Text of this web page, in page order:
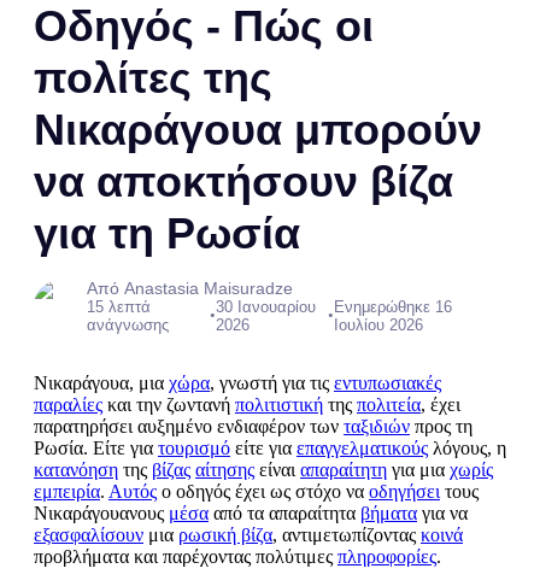
Οδηγός - Πώς οι
πολίτες της
Νικαράγουα μπορούν
να αποκτήσουν βίζα
για τη Ρωσία
Από Anastasia Maisuradze
15 λεπτά
ανάγνωσης
•30 Ιανουαρίου
2026
• Ενημερώθηκε 16
Ιουλίου 2026
Νικαράγουα, μια χώρα, γνωστή για τις εντυπωσιακές
παραλίες και την ζωντανή πολιτιστική της πολιτεία, έχει
παρατηρήσει αυξημένο ενδιαφέρον των ταξιδιών προς τη
Ρωσία. Είτε για τουρισμό είτε για επαγγελματικούς λόγους, η
κατανόηση της βίζας αίτησης είναι απαραίτητη για μια χωρίς
εμπειρία. Αυτός ο οδηγός έχει ως στόχο να οδηγήσει τους
Νικαράγουανους μέσα από τα απαραίτητα βήματα για να
εξασφαλίσουν μια ρωσική βίζα, αντιμετωπίζοντας κοινά
προβλήματα και παρέχοντας πολύτιμες πληροφορίες.